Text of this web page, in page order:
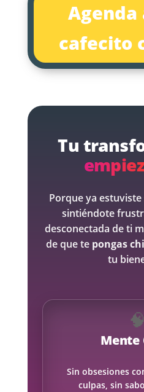
cafecito
Tu
Porque ya
sintiéndote
desconectada de ti
de que te pongas
tu
🧠
Mente
Sin obsesiones
culpas, sin